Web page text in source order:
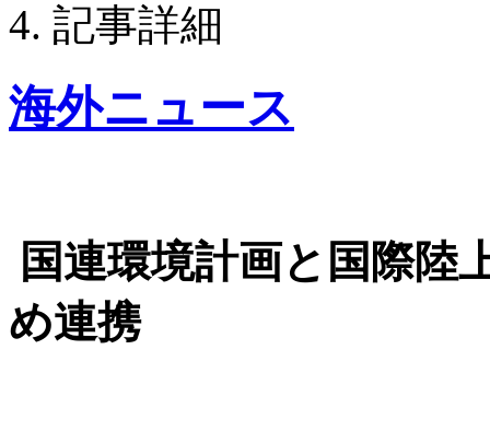
記事詳細
海外ニュース
国連環境計画と国際陸
め連携